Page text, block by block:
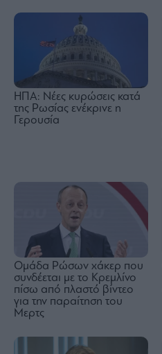
ΗΠΑ: Νέες κυρώσεις κατά
της Ρωσίας ενέκρινε η
Γερουσία
Ομάδα Ρώσων χάκερ που
συνδέεται με το Κρεμλίνο
πίσω από πλαστό βίντεο
για την παραίτηση του
Μερτς